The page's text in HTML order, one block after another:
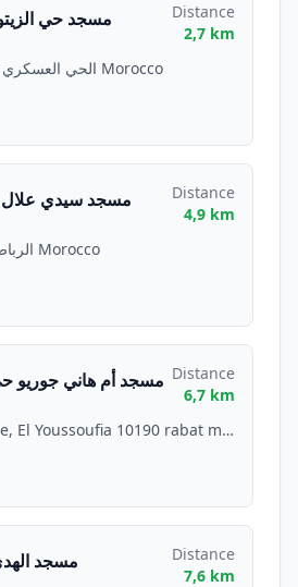
مسجد حي
Distance
2,7 km
الحي العسكري 40010 مراكش Morocco
مسجد سيدي علال
Distance
4,9 km
الرباط 10000 الرباط Morocco
1 مسجد أم هاني جوريو Distance
6,7 km
Rue Mathnane, El Youssoufia 10190 rabat maroc 10190 RABAT Morocco
مسجد
Distance
7,6 km